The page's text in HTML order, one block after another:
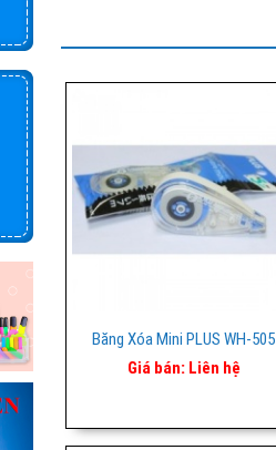
Băng Xóa Mini PLUS WH-505
Giá bán: Liên hệ